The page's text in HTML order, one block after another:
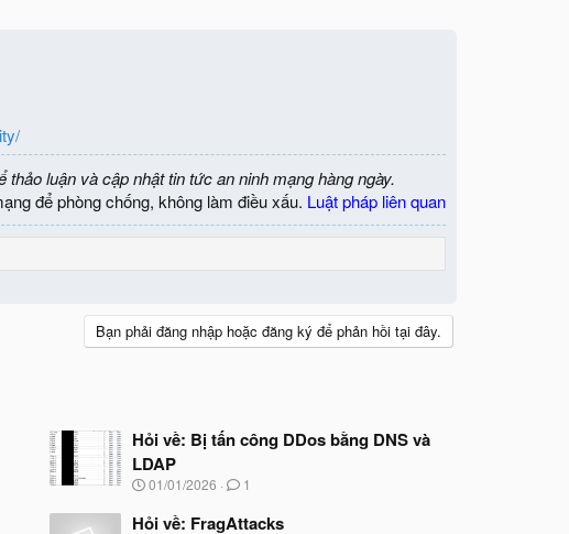
thảo luận và cập nhật tin tức an ninh mạng hàng ngày.
để phòng chống, không làm điều xấu. Luật pháp liên quan
Bạn phải đăng nhập hoặc đăng ký để phản hồi tại đây.
Hỏi về: Bị tấn công DDos bằng DNS và
LDAP
N
à
01/01/2026 1
Hỏi về: FragAttacks